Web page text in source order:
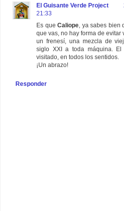
El Guisante Verde Project
21:33
Es queCaliope , ya sabes
que vas, no hay forma de evitar
un frenesí, una mezcla de
siglo XXI a toda máquina.
visitado, en todos los sentidos.
¡Un abrazo!
Responder